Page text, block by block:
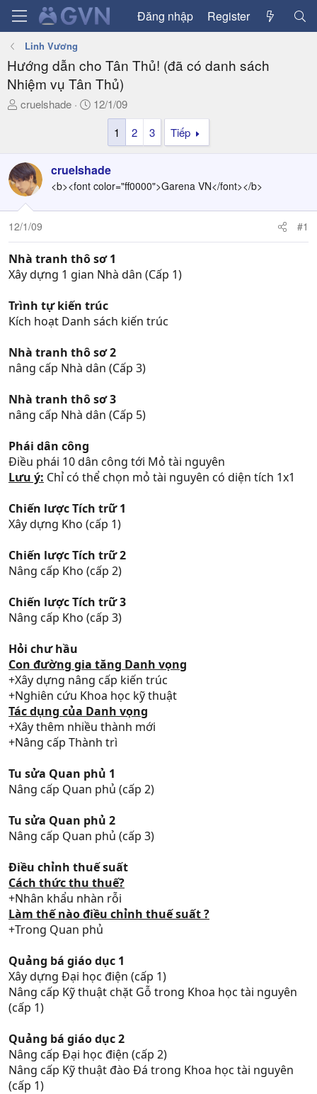
Đăng nhập Register
Linh Vương
Hướng dẫn cho Tân Thủ! (đã có danh sách
Nhiệm vụ Tân Thủ)
T
a
d
s
t
a
t
e
r
cruelshade
N
ử
i
12/1/09
1
2 3 Tiếp
cruelshade
<b><font color="ff0000">Garena VN</font></b>
12/1/09 #1
Nhà tranh thô sơ 1
Xây dựng 1 gian Nhà dân (Cấp 1)
Trình tự kiến trúc
Kích hoạt Danh sách kiến trúc
Nhà tranh thô sơ 2
nâng cấp Nhà dân (Cấp 3)
Nhà tranh thô sơ 3
nâng cấp Nhà dân (Cấp 5)
Phái dân công
Điều phái 10 dân công tới Mỏ tài nguyên
Lưu ý: Chỉ có thể chọn mỏ tài nguyên có diện tích 1x1
Chiến lược Tích trữ 1
Xây dựng Kho (cấp 1)
Chiến lược Tích trữ 2
Nâng cấp Kho (cấp 2)
Chiến lược Tích trữ 3
Nâng cấp Kho (cấp 3)
Hỏi chư hầu
Con đường gia tăng Danh vọng
+Xây dựng nâng cấp kiến trúc
+Nghiên cứu Khoa học kỹ thuật
Tác dụng của Danh vọng
+Xây thêm nhiều thành mới
+Nâng cấp Thành trì
Tu sửa Quan phủ 1
Nâng cấp Quan phủ (cấp 2)
Tu sửa Quan phủ 2
Nâng cấp Quan phủ (cấp 3)
Điều chỉnh thuế suất
Cách thức thu thuế?
+Nhân khẩu nhàn rỗi
Làm thế nào điều chỉnh thuế suất ?
+Trong Quan phủ
Quảng bá giáo dục 1
Xây dựng Đại học điện (cấp 1)
Nâng cấp Kỹ thuật chặt Gỗ trong Khoa học tài nguyên
(cấp 1)
Quảng bá giáo dục 2
Nâng cấp Đại học điện (cấp 2)
Nâng cấp Kỹ thuật đào Đá trong Khoa học tài nguyên
(cấp 1)